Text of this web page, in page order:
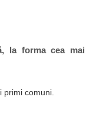
la forma cea mai
comuni.